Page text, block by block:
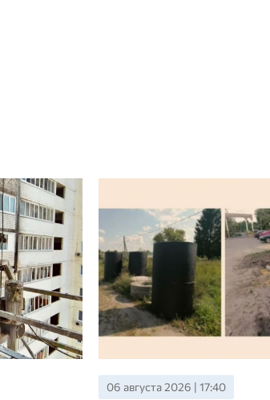
06 августа 2026 | 17:00